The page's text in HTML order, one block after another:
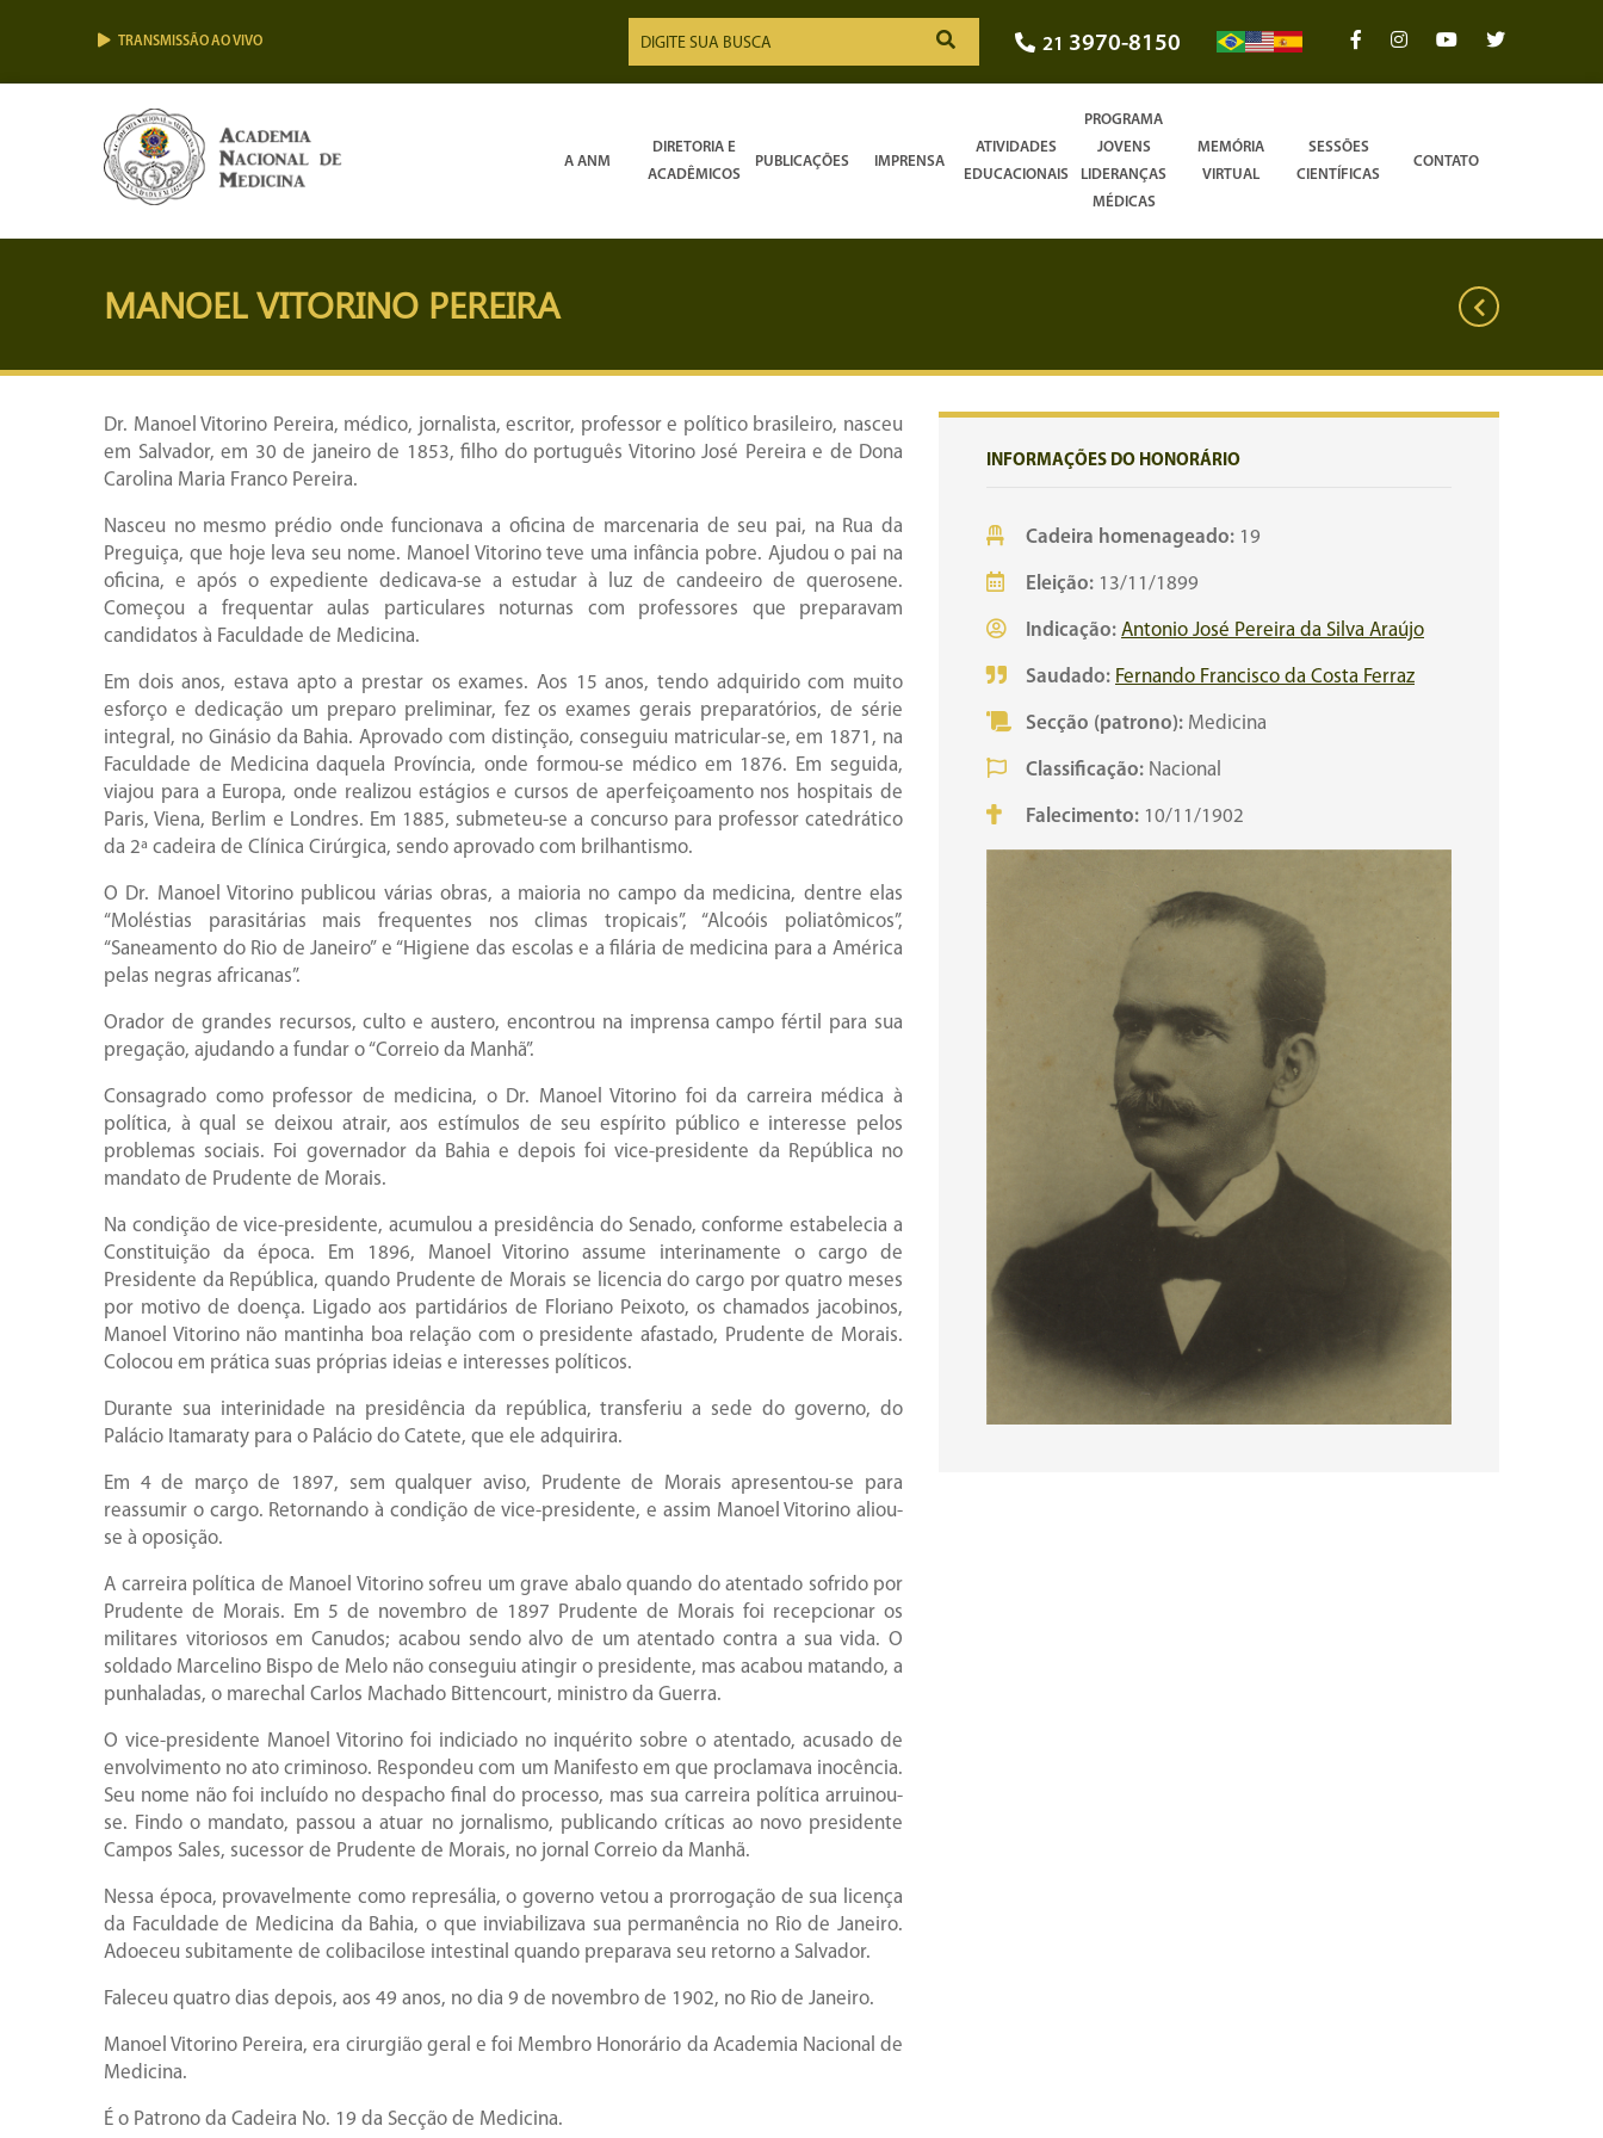
TRANSMISSÃO AO VIVO 21 3970-8150
A ANM
DIRETORIA E
ACADÊMICOS
PUBLICAÇÕES IMPRENSA
ATIVIDADES
EDUCACIONAIS
PROGRAMA
JOVENS
LIDERANÇAS
MÉDICAS
MEMÓRIA
VIRTUAL
SESSÕES
CIENTÍFICAS
CONTATO
MANOEL VITORINO PEREIRA
Dr. Manoel Vitorino Pereira, médico, jornalista, escritor, professor e político brasileiro, nasceu
em Salvador, em 30 de janeiro de 1853, filho do português Vitorino José Pereira e de Dona
Carolina Maria Franco Pereira.
Nasceu no mesmo prédio onde funcionava a oficina de marcenaria de seu pai, na Rua da
Preguiça, que hoje leva seu nome. Manoel Vitorino teve uma infância pobre. Ajudou o pai na
oficina, e após o expediente dedicava-se a estudar à luz de candeeiro de querosene.
Começou a frequentar aulas particulares noturnas com professores que preparavam
candidatos à Faculdade de Medicina.
Em dois anos, estava apto a prestar os exames. Aos 15 anos, tendo adquirido com muito
esforço e dedicação um preparo preliminar, fez os exames gerais preparatórios, de série
integral, no Ginásio da Bahia. Aprovado com distinção, conseguiu matricular-se, em 1871, na
Faculdade de Medicina daquela Província, onde formou-se médico em 1876. Em seguida,
viajou para a Europa, onde realizou estágios e cursos de aperfeiçoamento nos hospitais de
Paris, Viena, Berlim e Londres. Em 1885, submeteu-se a concurso para professor catedrático
da 2ª cadeira de Clínica Cirúrgica, sendo aprovado com brilhantismo.
O Dr. Manoel Vitorino publicou várias obras, a maioria no campo da medicina, dentre elas
“Moléstias parasitárias mais frequentes nos climas tropicais”, “Alcoóis poliatômicos”,
“Saneamento do Rio de Janeiro” e “Higiene das escolas e a filária de medicina para a América
pelas negras africanas”.
Orador de grandes recursos, culto e austero, encontrou na imprensa campo fértil para sua
pregação, ajudando a fundar o “Correio da Manhã”.
Consagrado como professor de medicina, o Dr. Manoel Vitorino foi da carreira médica à
política, à qual se deixou atrair, aos estímulos de seu espírito público e interesse pelos
problemas sociais. Foi governador da Bahia e depois foi vice-presidente da República no
mandato de Prudente de Morais.
Na condição de vice-presidente, acumulou a presidência do Senado, conforme estabelecia a
Constituição da época. Em 1896, Manoel Vitorino assume interinamente o cargo de
Presidente da República, quando Prudente de Morais se licencia do cargo por quatro meses
por motivo de doença. Ligado aos partidários de Floriano Peixoto, os chamados jacobinos,
Manoel Vitorino não mantinha boa relação com o presidente afastado, Prudente de Morais.
Colocou em prática suas próprias ideias e interesses políticos.
Durante sua interinidade na presidência da república, transferiu a sede do governo, do
Palácio Itamaraty para o Palácio do Catete, que ele adquirira.
Em 4 de março de 1897, sem qualquer aviso, Prudente de Morais apresentou-se para
reassumir o cargo. Retornando à condição de vice-presidente, e assim Manoel Vitorino aliou-
se à oposição.
A carreira política de Manoel Vitorino sofreu um grave abalo quando do atentado sofrido por
Prudente de Morais. Em 5 de novembro de 1897 Prudente de Morais foi recepcionar os
militares vitoriosos em Canudos; acabou sendo alvo de um atentado contra a sua vida. O
soldado Marcelino Bispo de Melo não conseguiu atingir o presidente, mas acabou matando, a
punhaladas, o marechal Carlos Machado Bittencourt, ministro da Guerra.
O vice-presidente Manoel Vitorino foi indiciado no inquérito sobre o atentado, acusado de
envolvimento no ato criminoso. Respondeu com um Manifesto em que proclamava inocência.
Seu nome não foi incluído no despacho final do processo, mas sua carreira política arruinou-
se. Findo o mandato, passou a atuar no jornalismo, publicando críticas ao novo presidente
Campos Sales, sucessor de Prudente de Morais, no jornal Correio da Manhã.
Nessa época, provavelmente como represália, o governo vetou a prorrogação de sua licença
da Faculdade de Medicina da Bahia, o que inviabilizava sua permanência no Rio de Janeiro.
Adoeceu subitamente de colibacilose intestinal quando preparava seu retorno a Salvador.
Faleceu quatro dias depois, aos 49 anos, no dia 9 de novembro de 1902, no Rio de Janeiro.
Manoel Vitorino Pereira, era cirurgião geral e foi Membro Honorário da Academia Nacional de
Medicina.
É o Patrono da Cadeira No. 19 da Secção de Medicina.
INFORMAÇÕES DO HONORÁRIO
Cadeira homenageado: 19
Eleição: 13/11/1899
Indicação: Antonio José Pereira da Silva Araújo
Saudado: Fernando Francisco da Costa Ferraz
Secção (patrono): Medicina
Classificação: Nacional
Falecimento: 10/11/1902